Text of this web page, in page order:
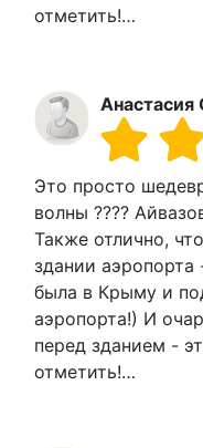
отметить!…
Анастасия
Это просто
волны ????
Также отлично,
здании
была в Крыму и
аэропорта!) И
перед зданием -
отметить!…